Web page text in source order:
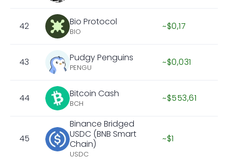
42 Bio Protocol
BIO ~$0,17
43 Pudgy Penguins
PENGU ~$0,031
44 Bitcoin Cash
BCH ~$553,61
45
Binance Bridged
USDC (BNB Smart
Chain)
USDC
~$1